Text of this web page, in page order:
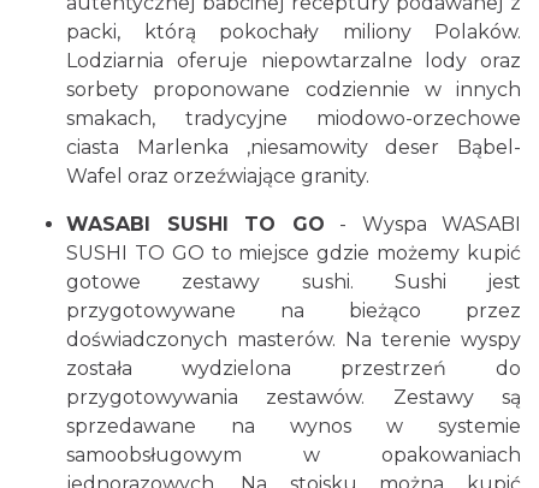
packi, którą pokochały miliony Polaków.
Lodziarnia oferuje niepowtarzalne lody oraz
sorbety proponowane codziennie w innych
smakach, tradycyjne miodowo-orzechowe
ciasta Marlenka ,niesamowity deser Bąbel-
Wafel oraz orzeźwiające granity.
WASABI SUSHI TO GO - Wyspa WASABI
SUSHI TO GO to miejsce gdzie możemy kupić
gotowe zestawy sushi. Sushi jest
przygotowywane na bieżąco przez
doświadczonych masterów. Na terenie wyspy
została wydzielona przestrzeń do
przygotowywania zestawów. Zestawy są
sprzedawane na wynos w systemie
samoobsługowym w opakowaniach